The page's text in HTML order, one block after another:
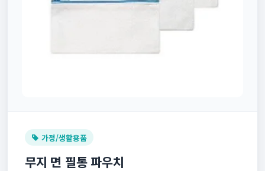
가정/생활용품
무지 면 필통 파우치